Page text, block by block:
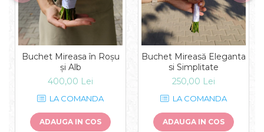
Buchet Mireasa în Roșu
și Alb
400,00 Lei
LA COMANDA
ADAUGA IN COS
Buchet Mireasă Eleganta
si Simplitate
250,00 Lei
LA COMANDA
ADAUGA IN COS